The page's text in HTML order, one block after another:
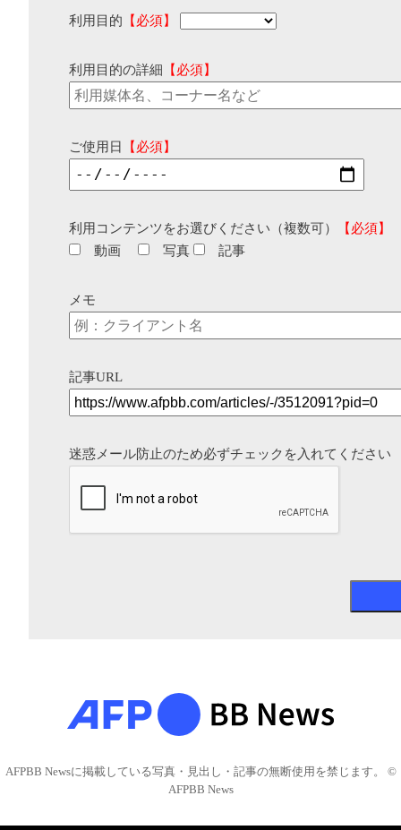
利用目的 【必須】
利用目的の詳細 【必須】
ご使用日 【必須】
利用コンテンツをお選びください（複数可）
【必須】
動画
写真 記事
メモ
記事URL
迷惑メール防止のため必ずチェックを入れてください
AFPBB Newsに掲載している写真・見出し・記事の無断使用を禁じます。 ©
AFPBB News